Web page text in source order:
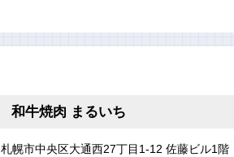
和牛焼肉 まるいち
札幌市中央区大通西27丁目1-12 佐藤ビル1階